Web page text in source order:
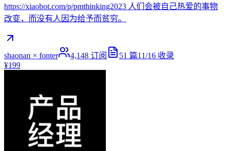
https://xiaobot.com/p/pmthinking2023 人们会被自己热爱的事物
改变，而没有人因为给予而贫穷。
shaonan × fonter 4,148 订阅 51 篇11/16 收录
¥199